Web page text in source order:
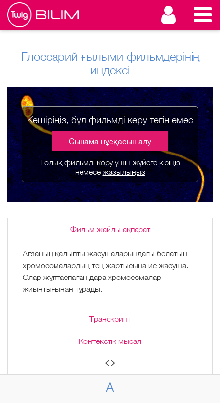
Глоссарий ғылыми фильмдерінің
индексі
А
Кешіріңіз, бұл фильмді көру тегін емес
Сынама нұсқасын алу
Толық фильмді көру үшін жүйеге кіріңіз
немесежазылыңыз
Фильм жайлы ақпарат
Ағзаның қалыпты жасушаларындағы болатын
хромосомалардың тең жартысына ие жасуша.
Олар жұптаспаған дара хромосомалар
жиынтығынан тұрады.
Транскрипт
Контекстік мысал